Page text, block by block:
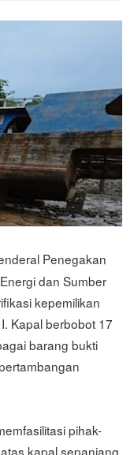
Penegakan
dan Sumber
kepemilikan
Kapal berbobot 17
barang bukti
pihak-
kapal sepanjang